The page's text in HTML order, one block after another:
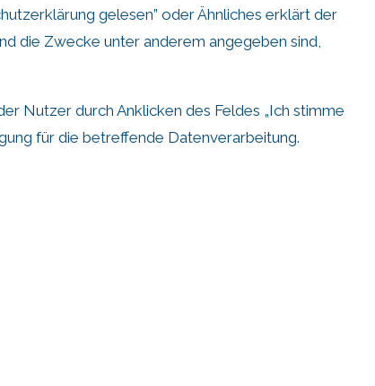
gelesen” oder Ähnliches erklärt der
die Zwecke unter anderem angegeben sind,
Nutzer durch Anklicken des Feldes „Ich stimme
für die betreffende Datenverarbeitung.